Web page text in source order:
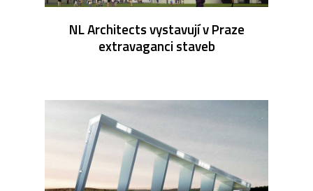
NL Architects vystavují v Praze
extravaganci staveb